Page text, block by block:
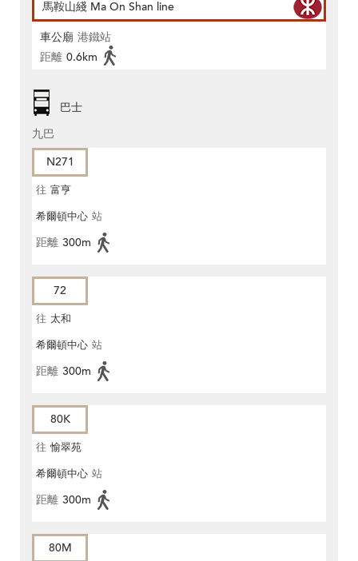
馬鞍山綫 Ma On Shan line
車公廟 港鐵站
距離 0.6km
巴士
九巴
N271
往 富亨
希爾頓中心 站
距離 300m
72
往 太和
希爾頓中心 站
距離 300m
80K
往 愉翠苑
希爾頓中心 站
距離 300m
80M